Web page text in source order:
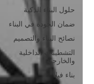
حلول البناء الذكية
ضمان الجودة في البناء
نصائح البناء والتصميم
التشطيبات الداخلية
والخارجية
بناء فيلا